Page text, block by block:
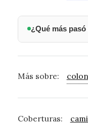
¿Qué más
Más sobre:
Coberturas: